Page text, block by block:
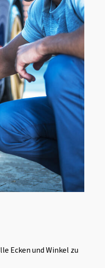
Ecken und Winkel zu